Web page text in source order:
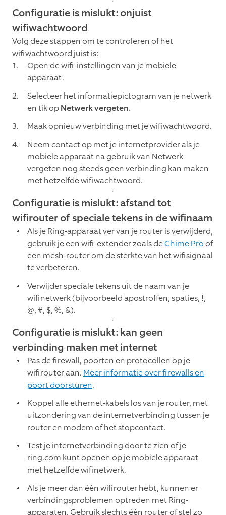
Configuratie is mislukt: onjuist
wifiwachtwoord
Volg deze stappen om te controleren of het
wifiwachtwoord juist is:
Open de wifi-instellingen van je mobiele
apparaat.
Selecteer het informatiepictogram van je netwerk
en tik opNetwerk vergeten.
Maak opnieuw verbinding met je wifiwachtwoord.
Neem contact op met je internetprovider als je
mobiele apparaat na gebruik van Netwerk
vergeten nog steeds geen verbinding kan maken
met hetzelfde wifiwachtwoord.
Configuratie is mislukt: afstand tot
wifirouter of speciale tekens in de wifinaam
Als je Ring-apparaat ver van je router is verwijderd,
gebruik je een wifi-extender zoals deChime Proof
een mesh-router om de sterkte van het wifisignaal
te verbeteren.
Verwijder speciale tekens uit de naam van je
wifinetwerk (bijvoorbeeld apostroffen, spaties, !,
@, #, $, %, &).
Configuratie is mislukt: kan geen
verbinding maken met internet
Pas de firewall, poorten en protocollen op je
wifirouter aan. Meer informatie over firewalls en
poort doorsturen.
Koppel alle ethernet-kabels los van je router, met
uitzondering van de internetverbinding tussen je
router en modem of het stopcontact.
Test je internetverbinding door te zien of je
ring.com kunt openen op je mobiele apparaat
met hetzelfde wifinetwerk.
Als je meer dan één wifirouter hebt, kunnen er
verbindingsproblemen optreden met Ring-
apparaten. Gebruik slechts één router of stel zo